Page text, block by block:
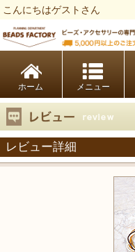
こんにちはゲストさん
ホーム
レビュー詳細